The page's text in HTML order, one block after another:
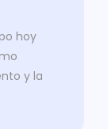
hoy
y la